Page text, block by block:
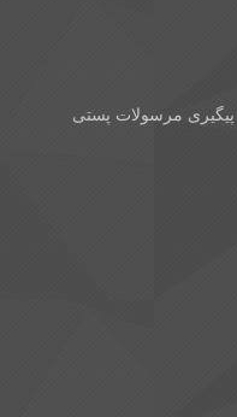
مرسولات پستی